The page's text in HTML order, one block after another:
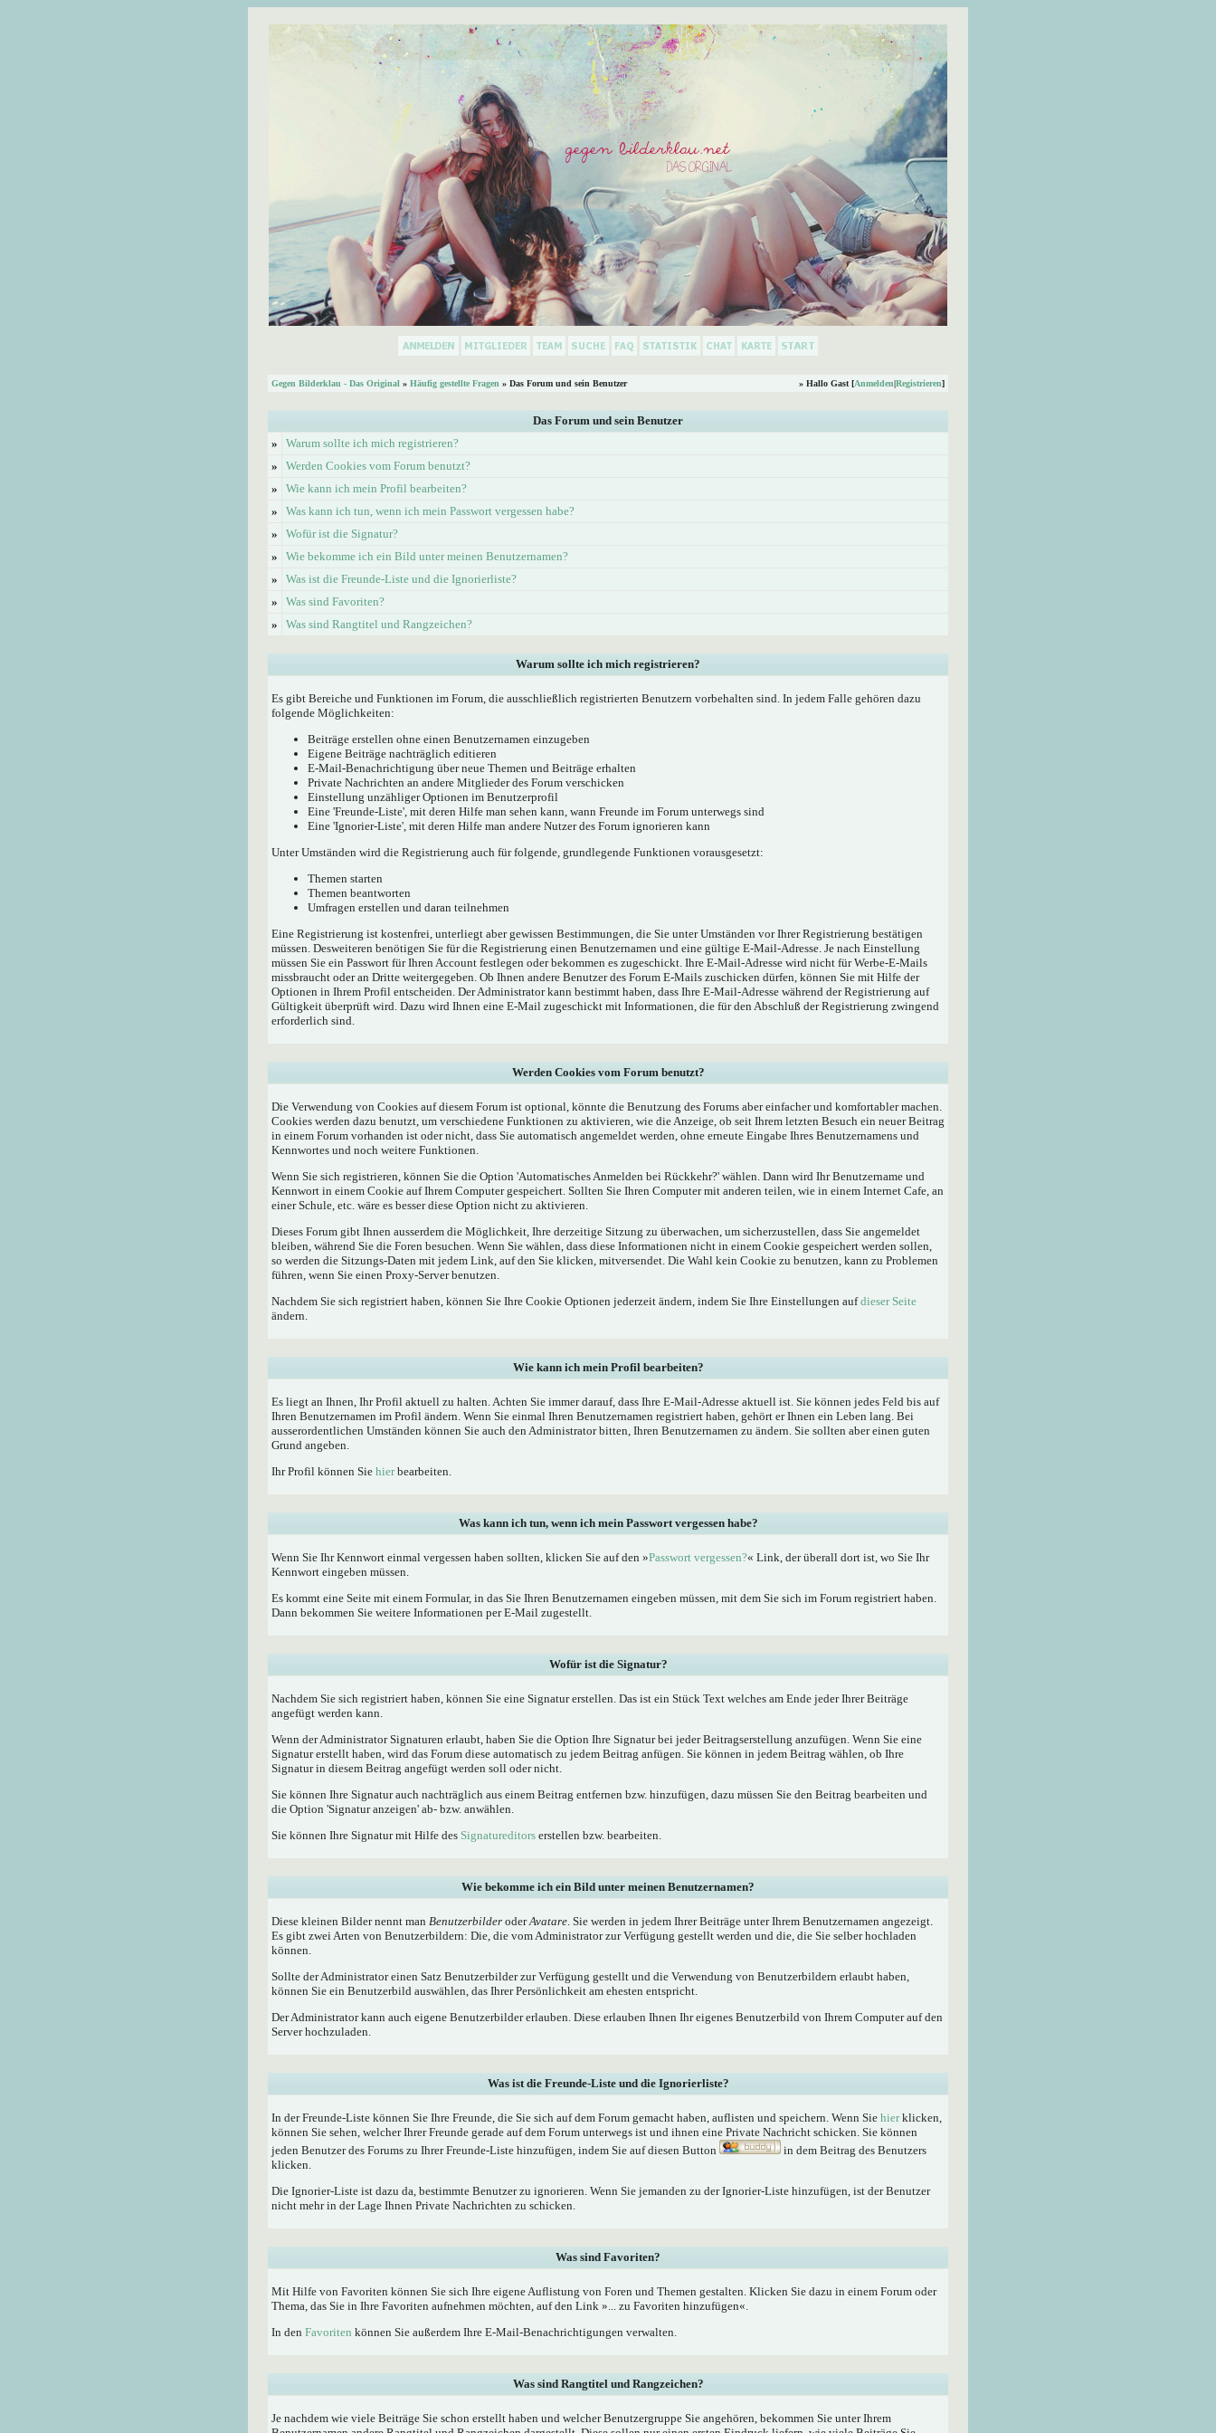
Gegen Bilderklau - Das Original » Häufig gestellte Fragen » Das Forum und sein Benutzer » Hallo Gast [Anmelden|Registrieren]
Das Forum und sein Benutzer
»
Warum sollte ich mich registrieren?
»
Werden Cookies vom Forum benutzt?
»
Wie kann ich mein Profil bearbeiten?
»
Was kann ich tun, wenn ich mein Passwort vergessen habe?
»
Wofür ist die Signatur?
»
Wie bekomme ich ein Bild unter meinen Benutzernamen?
»
Was ist die Freunde-Liste und die Ignorierliste?
»
Was sind Favoriten?
»
Was sind Rangtitel und Rangzeichen?
Warum sollte ich mich registrieren?
Es gibt Bereiche und Funktionen im Forum, die ausschließlich registrierten Benutzern vorbehalten sind. In jedem Falle gehören dazu
folgende Möglichkeiten:
Beiträge erstellen ohne einen Benutzernamen einzugeben
Eigene Beiträge nachträglich editieren
E-Mail-Benachrichtigung über neue Themen und Beiträge erhalten
Private Nachrichten an andere Mitglieder des Forum verschicken
Einstellung unzähliger Optionen im Benutzerprofil
Eine 'Freunde-Liste', mit deren Hilfe man sehen kann, wann Freunde im Forum unterwegs sind
Eine 'Ignorier-Liste', mit deren Hilfe man andere Nutzer des Forum ignorieren kann
Unter Umständen wird die Registrierung auch für folgende, grundlegende Funktionen vorausgesetzt:
Themen starten
Themen beantworten
Umfragen erstellen und daran teilnehmen
Eine Registrierung ist kostenfrei, unterliegt aber gewissen Bestimmungen, die Sie unter Umständen vor Ihrer Registrierung bestätigen
müssen. Desweiteren benötigen Sie für die Registrierung einen Benutzernamen und eine gültige E-Mail-Adresse. Je nach Einstellung
müssen Sie ein Passwort für Ihren Account festlegen oder bekommen es zugeschickt. Ihre E-Mail-Adresse wird nicht für Werbe-E-Mails
missbraucht oder an Dritte weitergegeben. Ob Ihnen andere Benutzer des Forum E-Mails zuschicken dürfen, können Sie mit Hilfe der
Optionen in Ihrem Profil entscheiden. Der Administrator kann bestimmt haben, dass Ihre E-Mail-Adresse während der Registrierung auf
Gültigkeit überprüft wird. Dazu wird Ihnen eine E-Mail zugeschickt mit Informationen, die für den Abschluß der Registrierung zwingend
erforderlich sind.
Werden Cookies vom Forum benutzt?
Die Verwendung von Cookies auf diesem Forum ist optional, könnte die Benutzung des Forums aber einfacher und komfortabler machen.
Cookies werden dazu benutzt, um verschiedene Funktionen zu aktivieren, wie die Anzeige, ob seit Ihrem letzten Besuch ein neuer Beitrag
in einem Forum vorhanden ist oder nicht, dass Sie automatisch angemeldet werden, ohne erneute Eingabe Ihres Benutzernamens und
Kennwortes und noch weitere Funktionen.
Wenn Sie sich registrieren, können Sie die Option 'Automatisches Anmelden bei Rückkehr?' wählen. Dann wird Ihr Benutzername und
Kennwort in einem Cookie auf Ihrem Computer gespeichert. Sollten Sie Ihren Computer mit anderen teilen, wie in einem Internet Cafe, an
einer Schule, etc. wäre es besser diese Option nicht zu aktivieren.
Dieses Forum gibt Ihnen ausserdem die Möglichkeit, Ihre derzeitige Sitzung zu überwachen, um sicherzustellen, dass Sie angemeldet
bleiben, während Sie die Foren besuchen. Wenn Sie wählen, dass diese Informationen nicht in einem Cookie gespeichert werden sollen,
so werden die Sitzungs-Daten mit jedem Link, auf den Sie klicken, mitversendet. Die Wahl kein Cookie zu benutzen, kann zu Problemen
führen, wenn Sie einen Proxy-Server benutzen.
Nachdem Sie sich registriert haben, können Sie Ihre Cookie Optionen jederzeit ändern, indem Sie Ihre Einstellungen aufdieser Seite
ändern.
Wie kann ich mein Profil bearbeiten?
Es liegt an Ihnen, Ihr Profil aktuell zu halten. Achten Sie immer darauf, dass Ihre E-Mail-Adresse aktuell ist. Sie können jedes Feld bis auf
Ihren Benutzernamen im Profil ändern. Wenn Sie einmal Ihren Benutzernamen registriert haben, gehört er Ihnen ein Leben lang. Bei
ausserordentlichen Umständen können Sie auch den Administrator bitten, Ihren Benutzernamen zu ändern. Sie sollten aber einen guten
Grund angeben.
Ihr Profil können Sie hierbearbeiten.
Was kann ich tun, wenn ich mein Passwort vergessen habe?
Wenn Sie Ihr Kennwort einmal vergessen haben sollten, klicken Sie auf den »Passwort vergessen?« Link, der überall dort ist, wo Sie Ihr
Kennwort eingeben müssen.
Es kommt eine Seite mit einem Formular, in das Sie Ihren Benutzernamen eingeben müssen, mit dem Sie sich im Forum registriert haben.
Dann bekommen Sie weitere Informationen per E-Mail zugestellt.
Wofür ist die Signatur?
Nachdem Sie sich registriert haben, können Sie eine Signatur erstellen. Das ist ein Stück Text welches am Ende jeder Ihrer Beiträge
angefügt werden kann.
Wenn der Administrator Signaturen erlaubt, haben Sie die Option Ihre Signatur bei jeder Beitragserstellung anzufügen. Wenn Sie eine
Signatur erstellt haben, wird das Forum diese automatisch zu jedem Beitrag anfügen. Sie können in jedem Beitrag wählen, ob Ihre
Signatur in diesem Beitrag angefügt werden soll oder nicht.
Sie können Ihre Signatur auch nachträglich aus einem Beitrag entfernen bzw. hinzufügen, dazu müssen Sie den Beitrag bearbeiten und
die Option 'Signatur anzeigen' ab- bzw. anwählen.
Sie können Ihre Signatur mit Hilfe des Signatureditors erstellen bzw. bearbeiten.
Wie bekomme ich ein Bild unter meinen Benutzernamen?
Diese kleinen Bilder nennt man Benutzerbilder oderAvatare. Sie werden in jedem Ihrer Beiträge unter Ihrem Benutzernamen angezeigt.
Es gibt zwei Arten von Benutzerbildern: Die, die vom Administrator zur Verfügung gestellt werden und die, die Sie selber hochladen
können.
Sollte der Administrator einen Satz Benutzerbilder zur Verfügung gestellt und die Verwendung von Benutzerbildern erlaubt haben,
können Sie ein Benutzerbild auswählen, das Ihrer Persönlichkeit am ehesten entspricht.
Der Administrator kann auch eigene Benutzerbilder erlauben. Diese erlauben Ihnen Ihr eigenes Benutzerbild von Ihrem Computer auf den
Server hochzuladen.
Was ist die Freunde-Liste und die Ignorierliste?
In der Freunde-Liste können Sie Ihre Freunde, die Sie sich auf dem Forum gemacht haben, auflisten und speichern. Wenn Sie hierklicken,
können Sie sehen, welcher Ihrer Freunde gerade auf dem Forum unterwegs ist und ihnen eine Private Nachricht schicken. Sie können
jeden Benutzer des Forums zu Ihrer Freunde-Liste hinzufügen, indem Sie auf diesen Button
in dem Beitrag des Benutzers
klicken.
Die Ignorier-Liste ist dazu da, bestimmte Benutzer zu ignorieren. Wenn Sie jemanden zu der Ignorier-Liste hinzufügen, ist der Benutzer
nicht mehr in der Lage Ihnen Private Nachrichten zu schicken.
Was sind Favoriten?
Mit Hilfe von Favoriten können Sie sich Ihre eigene Auflistung von Foren und Themen gestalten. Klicken Sie dazu in einem Forum oder
Thema, das Sie in Ihre Favoriten aufnehmen möchten, auf den Link »... zu Favoriten hinzufügen«.
In den Favoriten können Sie außerdem Ihre E-Mail-Benachrichtigungen verwalten.
Was sind Rangtitel und Rangzeichen?
Je nachdem wie viele Beiträge Sie schon erstellt haben und welcher Benutzergruppe Sie angehören, bekommen Sie unter Ihrem